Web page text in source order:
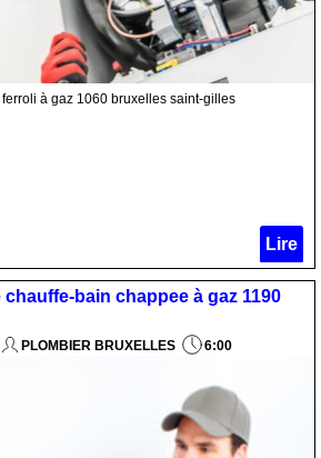
ferroli à gaz 1060 bruxelles saint-gilles
Lire
chauffe-bain chappee à gaz 1190
PLOMBIER BRUXELLES 6:00